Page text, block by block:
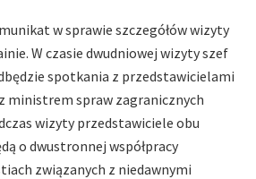
w sprawie szczegółów wizyty
W czasie dwudniowej wizyty szef
spotkania z przedstawicielami
ministrem spraw zagranicznych
wizyty przedstawiciele obu
o dwustronnej współpracy
związanych z niedawnymi